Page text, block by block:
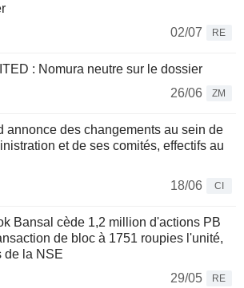
02/07
RE
: Nomura neutre sur le dossier
26/06
ZM
annonce des changements au sein de
et de ses comités, effectifs au
18/06
CI
Bansal cède 1,2 million d'actions PB
de bloc à 1751 roupies l'unité,
de la NSE
29/05
RE